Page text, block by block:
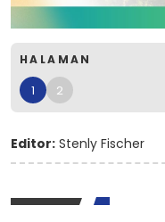
HALAMAN
1 2
Editor: Stenly Fischer